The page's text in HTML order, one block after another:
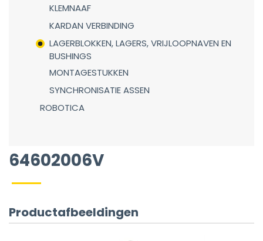
KLEMNAAF
KARDAN VERBINDING
LAGERBLOKKEN, LAGERS, VRIJLOOPNAVEN EN
BUSHINGS
MONTAGESTUKKEN
SYNCHRONISATIE ASSEN
ROBOTICA
64602006V
Productafbeeldingen